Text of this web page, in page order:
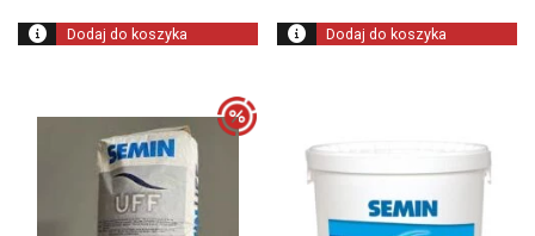
Dodaj do koszyka Dodaj do koszyka